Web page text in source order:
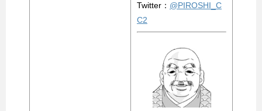
Twitter： @PIROSHI_C
C2